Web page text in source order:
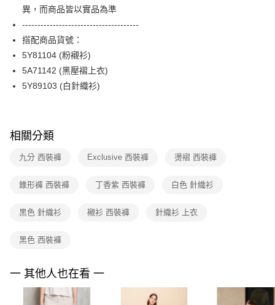
１．於結帳方式選擇「AFTEE先享後付」後，將跳轉至「AFTEE先享後付」
結帳頁面，進行簡訊認證並確認金額後，即可完成結帳。
２．訂單成立數日內，您將收到繳費通知簡訊。
３．收到繳費通知簡訊後14天內，點擊此簡訊中的連結，可透過四大超商／
ATM／網路銀行／等多元方式進行付款，方視為交易完成。
※ 請注意：結帳手續完成當下不需立刻繳費，但若您需要取消訂單，請聯絡
購買商品的店家。未經商家同意取消之訂單仍視為有效，需透過AFTEE先享
後付繳納相關費用。
※ 交易是否成功請以「AFTEE先享後付 」之結帳頁面顯示為準，若有關於
【注意事項】
易，需依本服務之必要範圍內提供個人資料，並將交易相關給付款項請求債
２．關於個人資料處理事宜，請瀏覽以下網址：
「AFTEE先享後付」，若未經同意申辦者引起之損失，本公司不負相關責
４．使用「AFTEE先享後付」時，將依據個別帳號之用戶狀況，依本公司即
５．嚴禁一人註冊多個帳號或使用他人資訊註冊。若發現惡意使用之情形，
恩沛科技股份有限公司將有權停止該用戶之使用額度並採取法律行動。
付款後7-11取貨
黑貓宅配
每筆NT$90，滿NT$3,600(含以上)免運費
離島宅配 (蘭嶼恕不配送)
付款後門市自取
異，而商品皆以實品為準
--------------------------------------
搭配商品貨號：
5Y81104 (粉襯衫)
5A71142 (黑壓褶上衣)
5Y89103 (白針織衫)
相關分類
九分 西裝褲 Exclusive 西裝褲 燙褶 西裝褲
錐形褲 西裝褲 丁香紫 西裝褲 白色 針織衫
黑色 針織衫 襯衫 西裝褲 針織衫 上衣
黑色 西裝褲
一 其他人也在看 一